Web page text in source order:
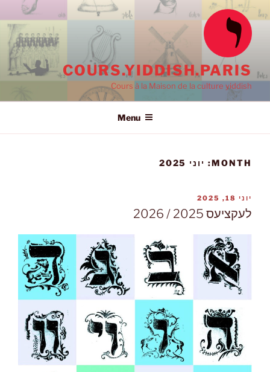
Skip
to
content
COURS.YIDDISH.PARIS
Cours à la Maison de la culture yiddish
Menu
MONTH: יוני 2025
POSTED
ON
יוני 18, 2025
לעקציעס 2025 / 2026